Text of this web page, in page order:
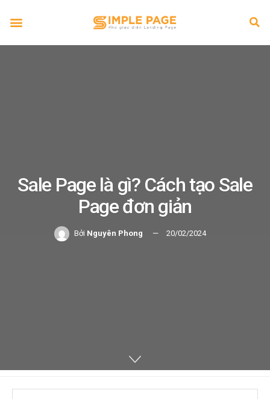
Sale Page là gì? Cách tạo Sale
Page đơn giản
Bởi Nguyên Phong 20/02/2024